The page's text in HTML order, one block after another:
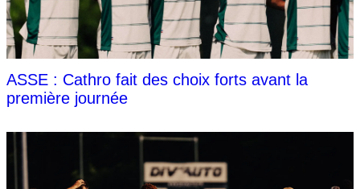
ASSE : Cathro fait des choix forts avant la
première journée